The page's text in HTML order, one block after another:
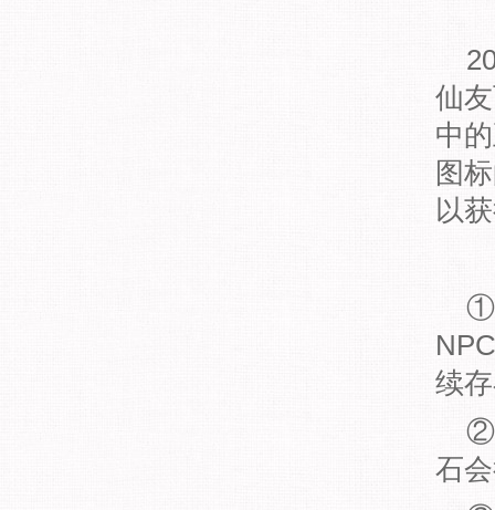
仙
中
图
以
①
续
②
石